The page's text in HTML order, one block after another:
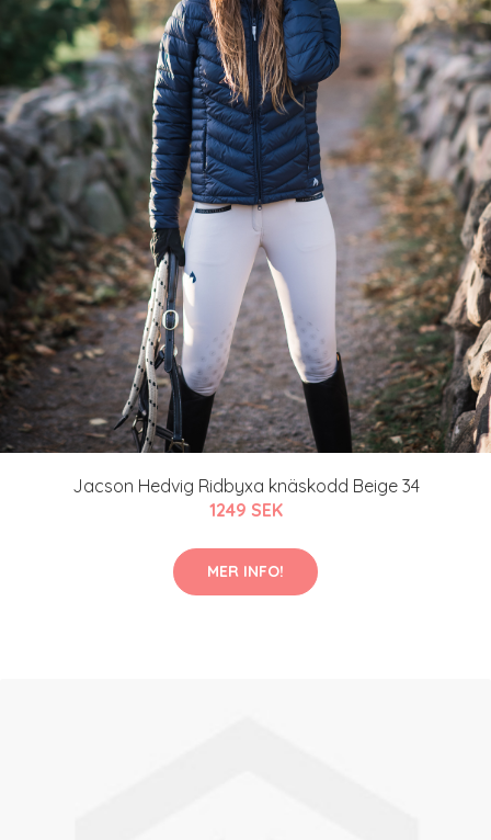
Jacson Hedvig Ridbyxa knäskodd Beige 34
1249 SEK
MER INFO!